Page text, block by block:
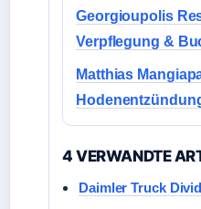
Georgioupolis
Verpflegung &
Matthias
4 VERWANDTE
Daimler Truck